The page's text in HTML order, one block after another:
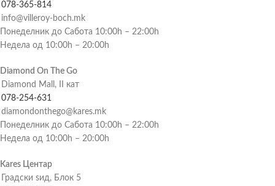
078-365-814
info@villeroy-boch.mk
Понеделник до Сабота 10:00h – 22:00h
Недела од 10:00h – 20:00h
Diamond On The Go
Diamond Mall, II кат
078-254-631
diamondonthego@kares.mk
Понеделник до Сабота 10:00h – 22:00h
Недела од 10:00h – 20:00h
Kares Центар
Градски ѕид, Блок 5